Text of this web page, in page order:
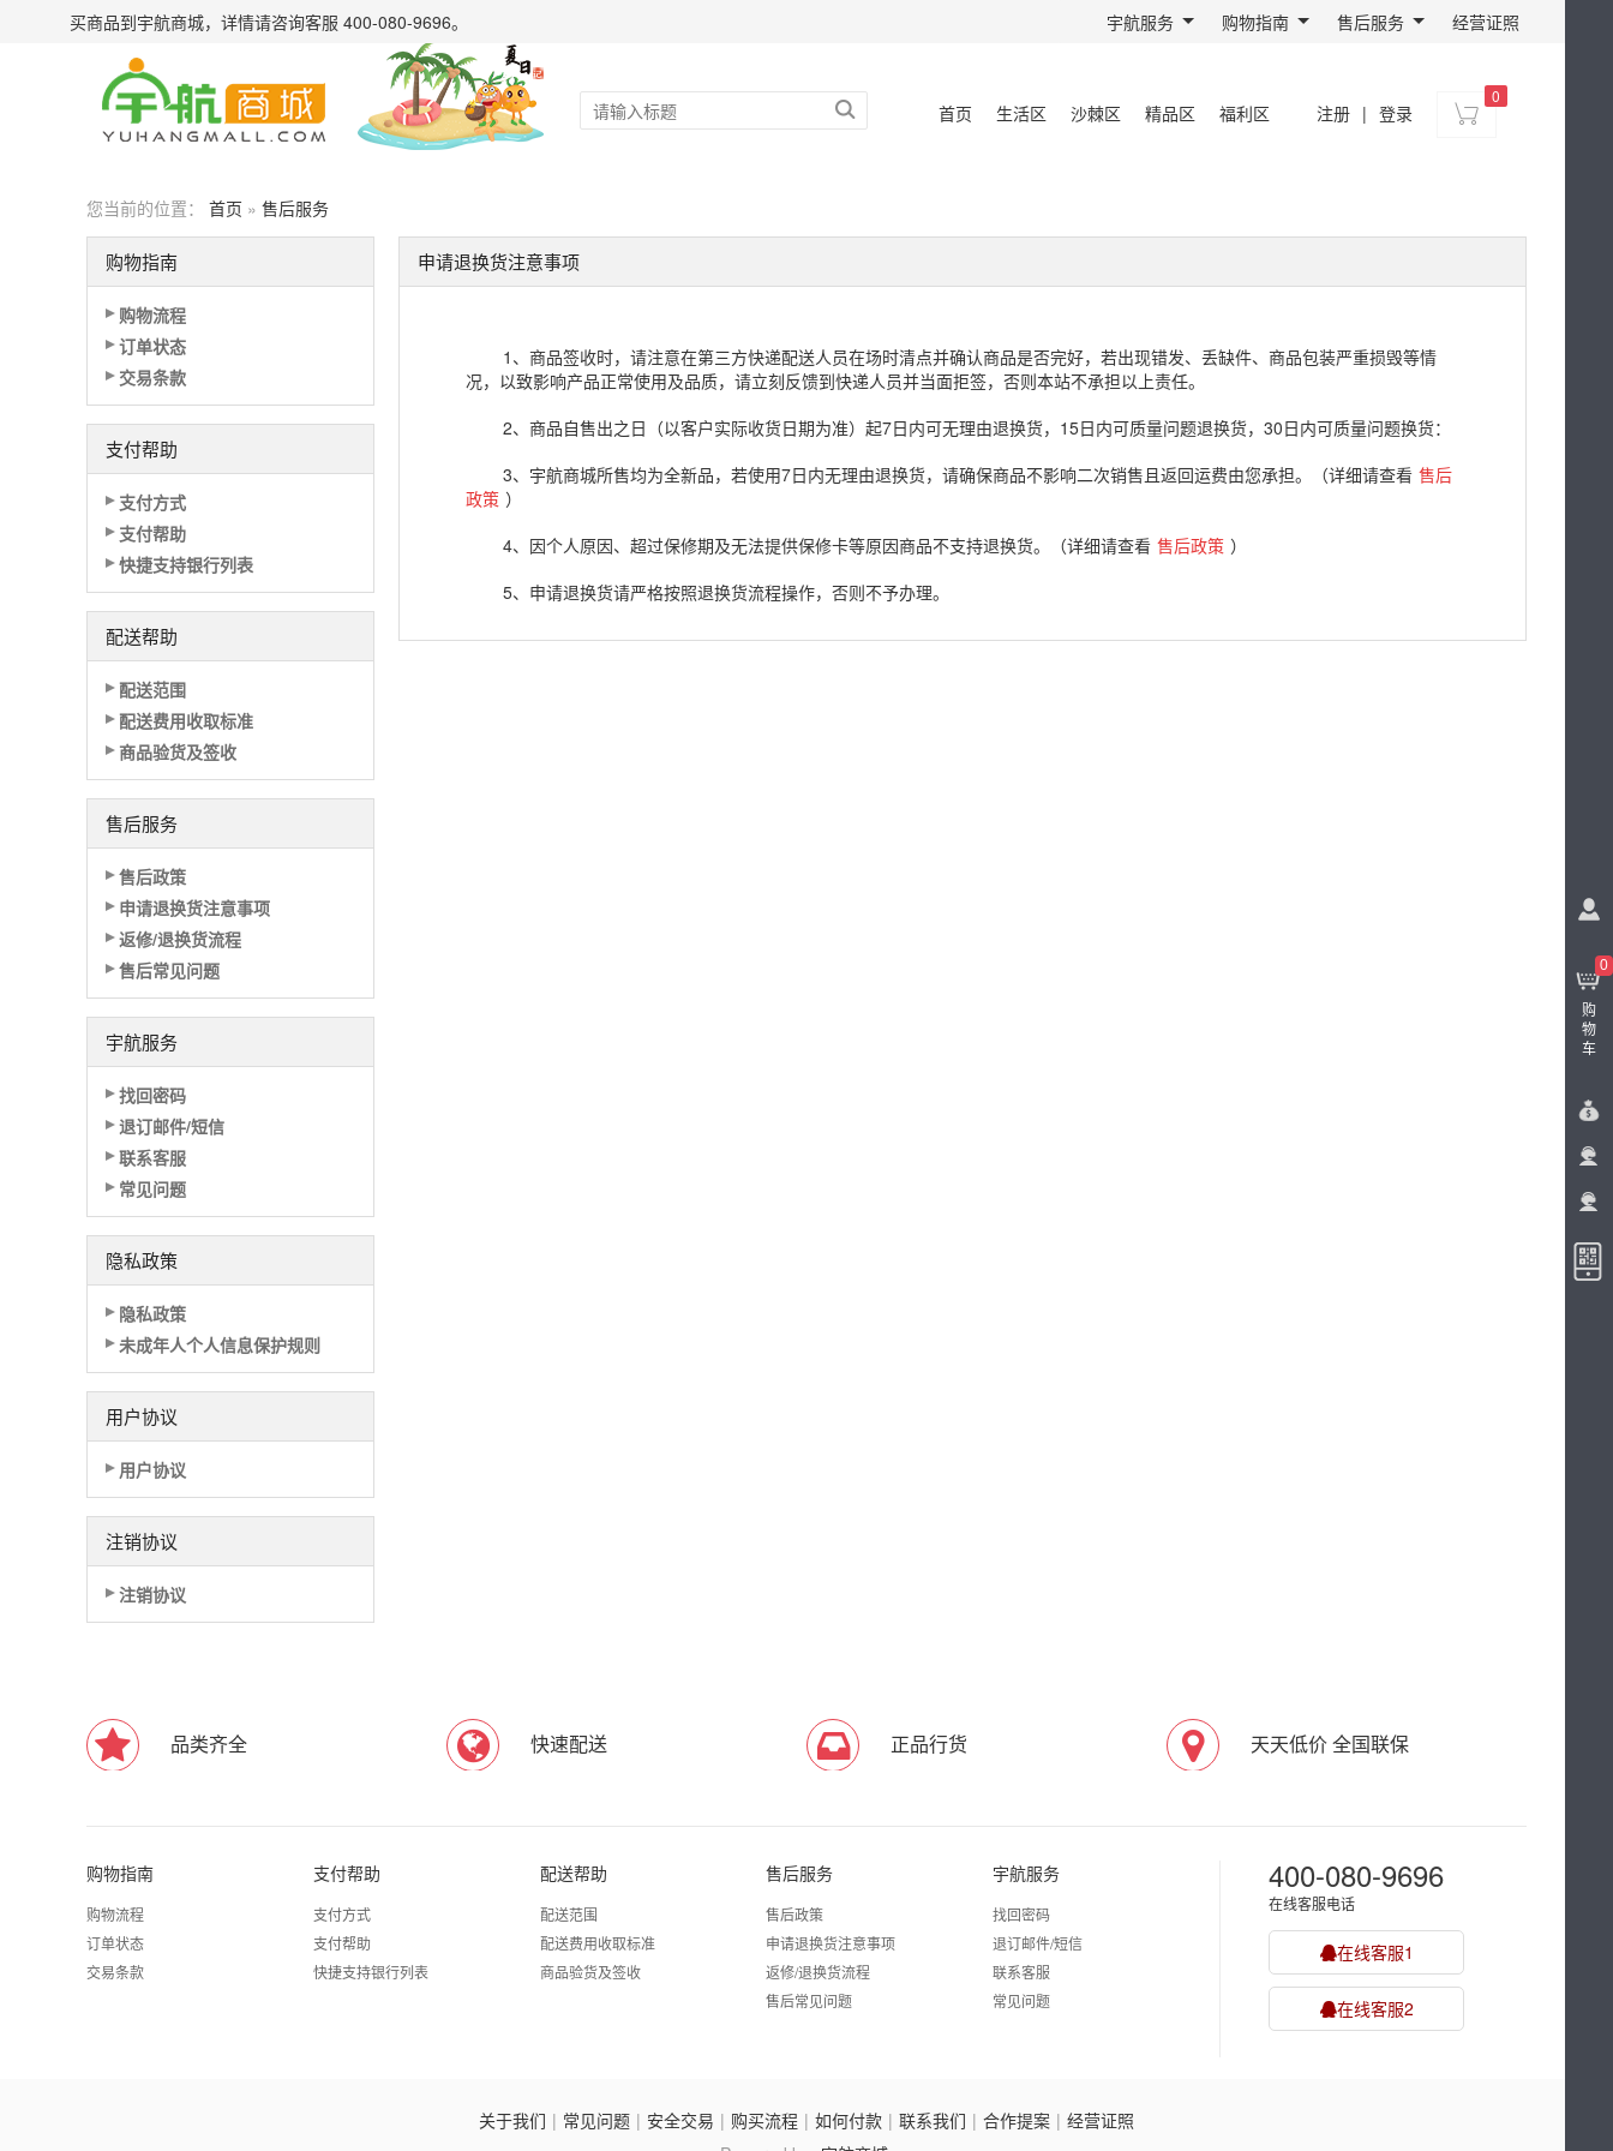
买商品到宇航商城，详情请咨询客服 400-080-9696。 宇航服务 购物指南 售后服务 经营证照
首页 生活区 沙棘区 精品区 福利区 注册 | 登录
0
您当前的位置： 首页 » 售后服务
申请退换货注意事项
1、商品签收时，请注意在第三方快递配送人员在场时清点并确认商品是否完好，若出现错发、丢缺件、商品包装严重损毁等情
况，以致影响产品正常使用及品质，请立刻反馈到快递人员并当面拒签，否则本站不承担以上责任。
2、商品自售出之日（以客户实际收货日期为准）起7日内可无理由退换货，15日内可质量问题退换货，30日内可质量问题换货：
3、宇航商城所售均为全新品，若使用7日内无理由退换货，请确保商品不影响二次销售且返回运费由您承担。（详细请查看 售后
政策 ）
4、因个人原因、超过保修期及无法提供保修卡等原因商品不支持退换货。（详细请查看 售后政策 ）
5、申请退换货请严格按照退换货流程操作，否则不予办理。
购物指南
购物流程
订单状态
交易条款
支付帮助
支付方式
支付帮助
快捷支持银行列表
配送帮助
配送范围
配送费用收取标准
商品验货及签收
售后服务
售后政策
申请退换货注意事项
返修/退换货流程
售后常见问题
宇航服务
找回密码
退订邮件/短信
联系客服
常见问题
隐私政策
隐私政策
未成年人个人信息保护规则
用户协议
用户协议
注销协议
注销协议
品类齐全 快速配送 正品行货 天天低价 全国联保
购物指南
购物流程
订单状态
交易条款
支付帮助
支付方式
支付帮助
快捷支持银行列表
配送帮助
配送范围
配送费用收取标准
商品验货及签收
售后服务
售后政策
申请退换货注意事项
返修/退换货流程
售后常见问题
宇航服务
找回密码
退订邮件/短信
联系客服
常见问题
400-080-9696
在线客服电话
在线客服1
在线客服2
关于我们 | 常见问题 | 安全交易 | 购买流程 | 如何付款 | 联系我们 | 合作提案 | 经营证照
购
物
车
0